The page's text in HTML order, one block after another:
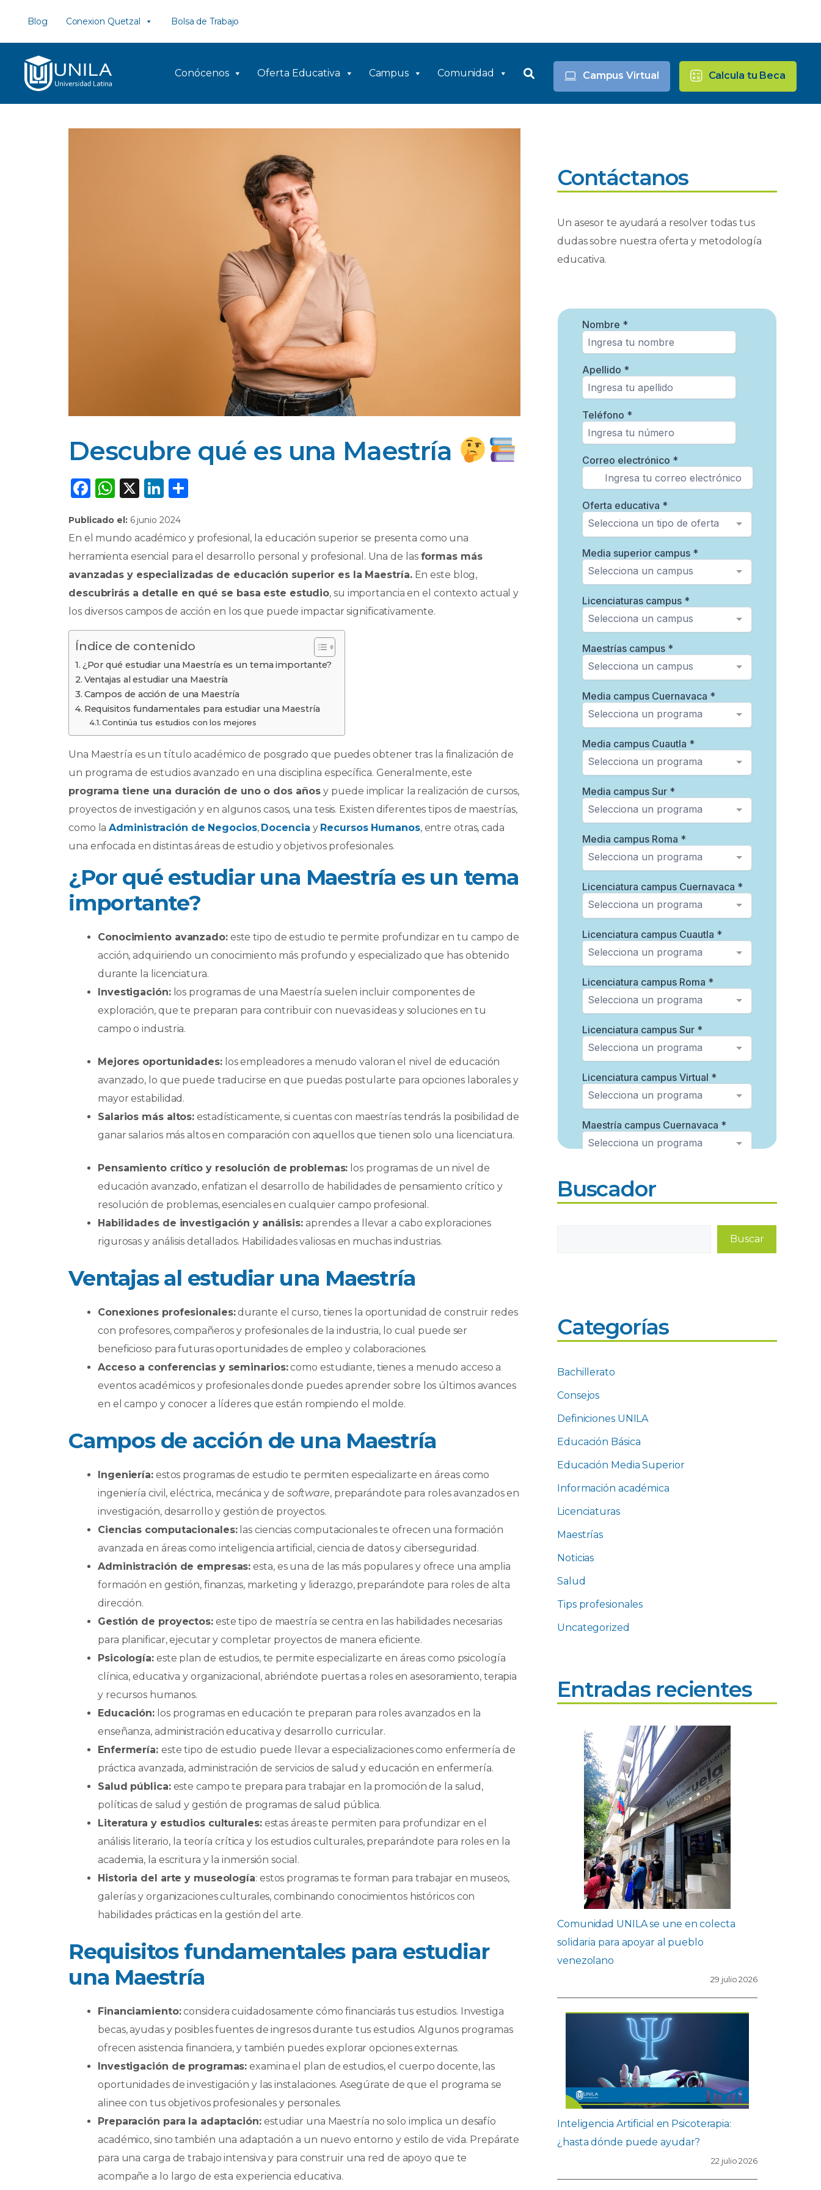
contenido
Blog Conexion Quetzal Bolsa de Trabajo
Conócenos Oferta Educativa Campus Comunidad Campus Virtual Calcula tu Beca
Descubre qué es una Maestría
F
c
e
b
o
o
k
W
a
ts
A
p
p
X
Li
k
e
dI
n
p
ar
ti
r
Publicado el: 6 junio 2024
En el mundo académico y profesional, la educación superior se presenta como una
herramienta esencial para el desarrollo personal y profesional. Una de las formas más
avanzadas y especializadas de educación superior es la Maestría.En este blog,
descubrirás a detalle en qué se basa este estudio, su importancia en el contexto actual y
los diversos campos de acción en los que puede impactar significativamente.
Índice de contenido
¿Por qué estudiar una Maestría es un tema importante?
Ventajas al estudiar una Maestría
Campos de acción de una Maestría
Requisitos fundamentales para estudiar una Maestría
Continúa tus estudios con los mejores
Una Maestría es un título académico de posgrado que puedes obtener tras la finalización de
un programa de estudios avanzado en una disciplina específica. Generalmente, este
programa tiene una duración de uno o dos añosy puede implicar la realización de cursos,
proyectos de investigación y en algunos casos, una tesis. Existen diferentes tipos de maestrías,
como laAdministración de Negocios, Docencia y Recursos Humanos, entre otras, cada
una enfocada en distintas áreas de estudio y objetivos profesionales.
¿Por qué estudiar una Maestría es un tema
importante?
Conocimiento avanzado:este tipo de estudio te permite profundizar en tu campo de
acción, adquiriendo un conocimiento más profundo y especializado que has obtenido
durante la licenciatura.
Investigación:los programas de una Maestría suelen incluir componentes de
exploración, que te preparan para contribuir con nuevas ideas y soluciones en tu
campo o industria.
Mejores oportunidades:los empleadores a menudo valoran el nivel de educación
avanzado, lo que puede traducirse en que puedas postularte para opciones laborales y
mayor estabilidad.
Salarios más altos: estadísticamente, si cuentas con maestrías tendrás la posibilidad de
ganar salarios más altos en comparación con aquellos que tienen solo una licenciatura.
Pensamiento crítico y resolución de problemas: los programas de un nivel de
educación avanzado, enfatizan el desarrollo de habilidades de pensamiento crítico y
resolución de problemas, esenciales en cualquier campo profesional.
Habilidades de investigación y análisis: aprendes a llevar a cabo exploraciones
rigurosas y análisis detallados. Habilidades valiosas en muchas industrias.
Ventajas al estudiar una Maestría
Conexiones profesionales:durante el curso, tienes la oportunidad de construir redes
con profesores, compañeros y profesionales de la industria, lo cual puede ser
beneficioso para futuras oportunidades de empleo y colaboraciones.
Acceso a conferencias y seminarios:como estudiante, tienes a menudo acceso a
eventos académicos y profesionales donde puedes aprender sobre los últimos avances
en el campo y conocer a líderes que están rompiendo el molde.
Campos de acción de una Maestría
Ingeniería:estos programas de estudio te permiten especializarte en áreas como
ingeniería civil, eléctrica, mecánica y de software, preparándote para roles avanzados en
investigación, desarrollo y gestión de proyectos.
Ciencias computacionales:las ciencias computacionales te ofrecen una formación
avanzada en áreas como inteligencia artificial, ciencia de datos y ciberseguridad.
Administración de empresas: esta, es una de las más populares y ofrece una amplia
formación en gestión, finanzas, marketing y liderazgo, preparándote para roles de alta
dirección.
Gestión de proyectos:este tipo de maestría se centra en las habilidades necesarias
para planificar, ejecutar y completar proyectos de manera eficiente.
Psicología:este plan de estudios, te permite especializarte en áreas como psicología
clínica, educativa y organizacional, abriéndote puertas a roles en asesoramiento, terapia
y recursos humanos.
Educación: los programas en educación te preparan para roles avanzados en la
enseñanza, administración educativa y desarrollo curricular.
Enfermería: este tipo de estudio puede llevar a especializaciones como enfermería de
práctica avanzada, administración de servicios de salud y educación en enfermería.
Salud pública:este campo te prepara para trabajar en la promoción de la salud,
políticas de salud y gestión de programas de salud pública.
Literatura y estudios culturales:estas áreas te permiten para profundizar en el
análisis literario, la teoría crítica y los estudios culturales, preparándote para roles en la
academia, la escritura y la inmersión social.
Historia del arte y museología: estos programas te forman para trabajar en museos,
galerías y organizaciones culturales, combinando conocimientos históricos con
habilidades prácticas en la gestión del arte.
Requisitos fundamentales para estudiar
una Maestría
Financiamiento:considera cuidadosamente cómo financiarás tus estudios. Investiga
becas, ayudas y posibles fuentes de ingresos durante tus estudios. Algunos programas
ofrecen asistencia financiera, y también puedes explorar opciones externas.
Investigación de programas: examina el plan de estudios, el cuerpo docente, las
oportunidades de investigación y las instalaciones. Asegúrate de que el programa se
alinee con tus objetivos profesionales y personales.
Preparación para la adaptación:estudiar una Maestría no solo implica un desafío
académico, sino también una adaptación a un nuevo entorno y estilo de vida. Prepárate
para una carga de trabajo intensiva y para construir una red de apoyo que te
acompañe a lo largo de esta experiencia educativa.
Contáctanos
Un asesor te ayudará a resolver todas tus
dudas sobre nuestra oferta y metodología
educativa.
Buscador
Buscar
Categorías
Bachillerato
Consejos
Definiciones UNILA
Educación Básica
Educación Media Superior
Información académica
Licenciaturas
Maestrías
Noticias
Salud
Tips profesionales
Uncategorized
Entradas recientes
Comunidad UNILA se une en colecta
solidaria para apoyar al pueblo
venezolano
29 julio 2026
Inteligencia Artificial en Psicoterapia:
¿hasta dónde puede ayudar?
22 julio 2026